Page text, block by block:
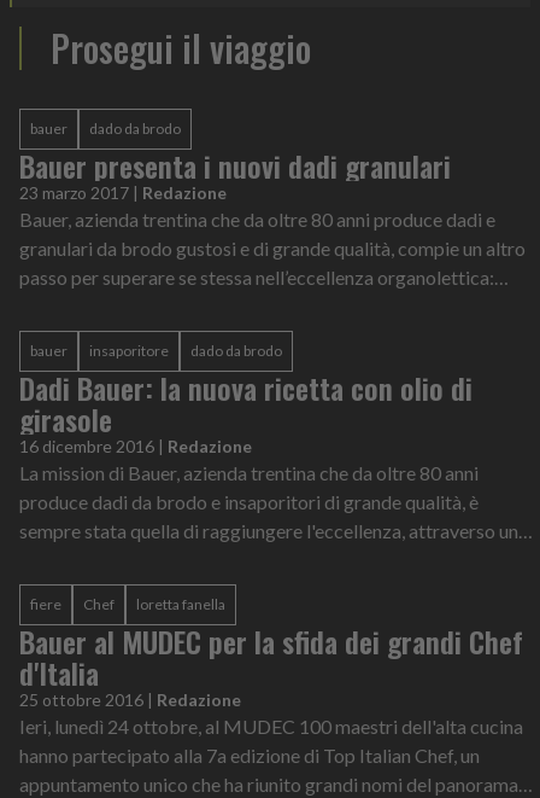
Prosegui il viaggio
bauer dado da brodo
Bauer presenta i nuovi dadi granulari
23 marzo 2017 | Redazione
Bauer, azienda trentina che da oltre 80 anni produce dadi e
granulari da brodo gustosi e di grande qualità, compie un altro
passo per superare se stessa nell’eccellenza organolettica:
bauer insaporitore dado da brodo
Dadi Bauer: la nuova ricetta con olio di
girasole
16 dicembre 2016 | Redazione
La mission di Bauer, azienda trentina che da oltre 80 anni
produce dadi da brodo e insaporitori di grande qualità, è
sempre stata quella di raggiungere l'eccellenza, attraverso un
fiere Chef loretta fanella
Bauer al MUDEC per la sfida dei grandi Chef
d'Italia
25 ottobre 2016 | Redazione
Ieri, lunedì 24 ottobre, al MUDEC 100 maestri dell'alta cucina
hanno partecipato alla 7a edizione di Top Italian Chef, un
appuntamento unico che ha riunito grandi nomi del panorama